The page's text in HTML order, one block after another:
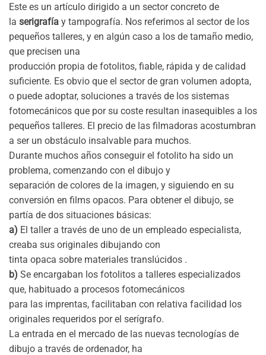
Este es un artículo dirigido a un sector concreto de
la serigrafía y tampografía. Nos referimos al sector de los
pequeños talleres, y en algún caso a los de tamaño medio,
que precisen una
producción propia de fotolitos, fiable, rápida y de calidad
suficiente. Es obvio que el sector de gran volumen adopta,
o puede adoptar, soluciones a través de los sistemas
fotomecánicos que por su coste resultan inasequibles a los
pequeños talleres. El precio de las filmadoras acostumbran
a ser un obstáculo insalvable para muchos.
Durante muchos años conseguir el fotolito ha sido un
problema, comenzando con el dibujo y
separación de colores de la imagen, y siguiendo en su
conversión en films opacos. Para obtener el dibujo, se
partía de dos situaciones básicas:
a) El taller a través de uno de un empleado especialista,
creaba sus originales dibujando con
tinta opaca sobre materiales translúcidos .
b) Se encargaban los fotolitos a talleres especializados
que, habituado a procesos fotomecánicos
para las imprentas, facilitaban con relativa facilidad los
originales requeridos por el serígrafo.
La entrada en el mercado de las nuevas tecnologías de
dibujo a través de ordenador, ha